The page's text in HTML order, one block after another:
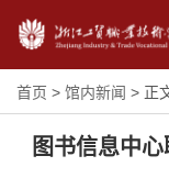
首页 > 馆内新闻 > 正
图书信息中